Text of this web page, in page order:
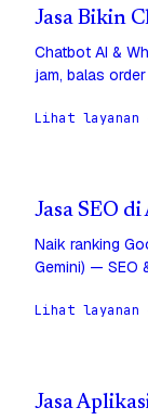
Jasa Bikin
Chatbot AI &
jam, balas
Lihat layanan
Jasa SEO
Naik ranking
Gemini) — SEO
Lihat layanan
Jasa